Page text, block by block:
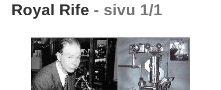
Royal Rife - sivu 1/1